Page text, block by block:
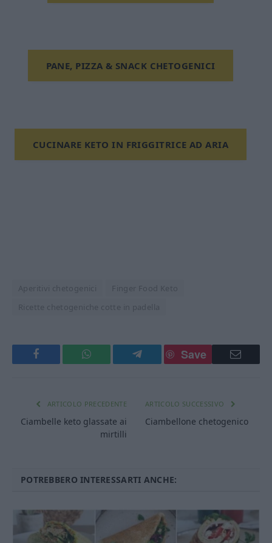
PANE, PIZZA & SNACK CHETOGENICI
CUCINARE KETO IN FRIGGITRICE AD ARIA
Aperitivi chetogenici
Finger Food Keto
Ricette chetogeniche cotte in padella
Facebook WhatsApp Telegram
Save
Email
ARTICOLO PRECEDENTE
Ciambelle keto glassate ai
mirtilli
ARTICOLO SUCCESSIVO
Ciambellone chetogenico
POTREBBERO INTERESSARTI ANCHE: